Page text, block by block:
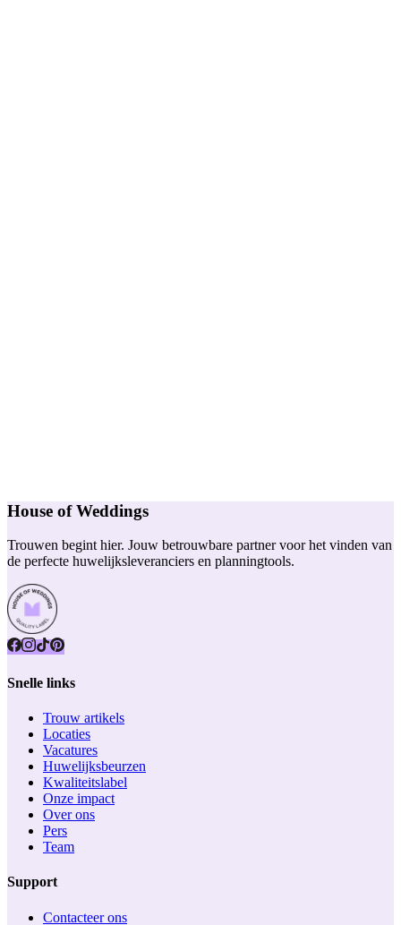
House of Weddings
Trouwen begint hier. Jouw betrouwbare partner voor het vinden van
de perfecte huwelijksleveranciers en planningtools.
Snelle links
Trouw artikels
Locaties
Vacatures
Huwelijksbeurzen
Kwaliteitslabel
Onze impact
Over ons
Pers
Team
Support
Contacteer ons